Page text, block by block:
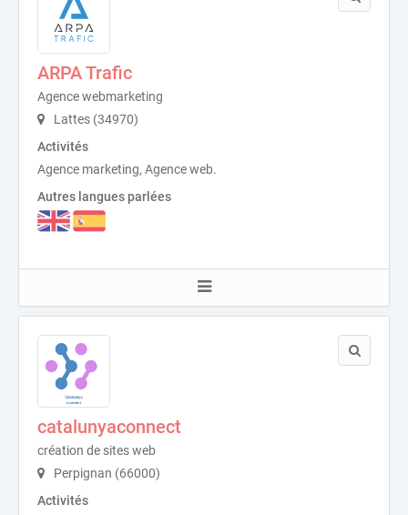
ARPA Trafic
Agence webmarketing
Lattes (34970)
Activités
Agence marketing, Agence web.
Autres langues parlées
catalunyaconnect
création de sites web
Perpignan (66000)
Activités